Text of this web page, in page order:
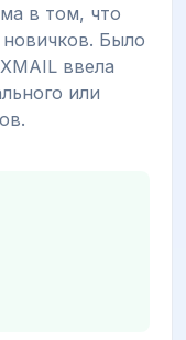
в том, что
Было
ввела
или